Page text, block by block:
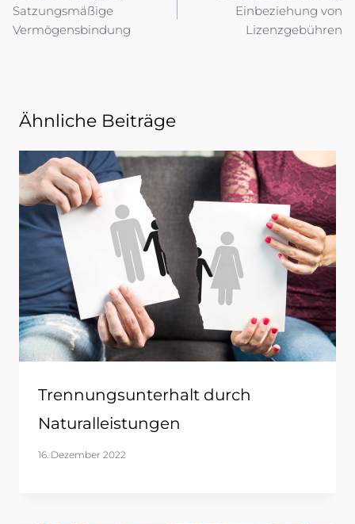
Satzungsmäßige
Vermögensbindung
Einbeziehung von
Lizenzgebühren
Ähnliche Beiträge
Trennungsunterhalt durch
Naturalleistungen
16. Dezember 2022